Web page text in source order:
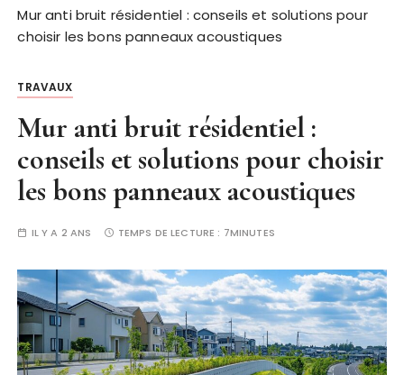
Mur anti bruit résidentiel : conseils et solutions pour
choisir les bons panneaux acoustiques
TRAVAUX
Mur anti bruit résidentiel :
conseils et solutions pour choisir
les bons panneaux acoustiques
IL Y A 2 ANS TEMPS DE LECTURE : 7MINUTES